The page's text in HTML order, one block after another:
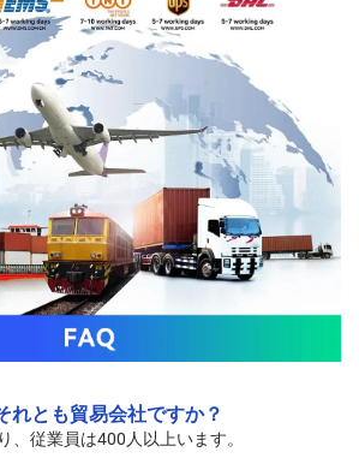
れとも貿易会社ですか？
、従業員は400人以上います。